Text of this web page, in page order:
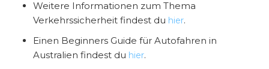
Weitere Informationen zum Thema
Verkehrssicherheit findest du hier.
Einen Beginners Guide für Autofahren in
Australien findest du hier.